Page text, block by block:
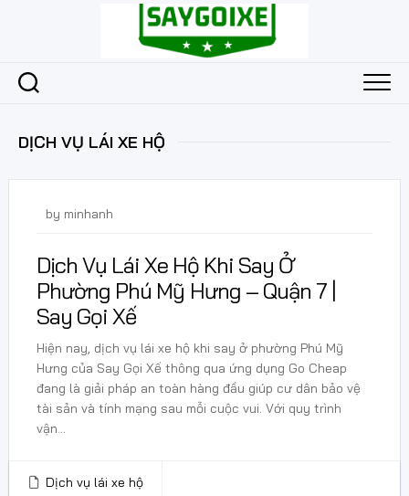
DỊCH VỤ LÁI XE HỘ
by minhanh
Dịch Vụ Lái Xe Hộ Khi Say Ở
Phường Phú Mỹ Hưng – Quận 7 |
Say Gọi Xế
Hiện nay, dịch vụ lái xe hộ khi say ở phường Phú Mỹ
Hưng của Say Gọi Xế thông qua ứng dụng Go Cheap
đang là giải pháp an toàn hàng đầu giúp cư dân bảo vệ
tài sản và tính mạng sau mỗi cuộc vui. Với quy trình
vận...
Dịch vụ lái xe hộ